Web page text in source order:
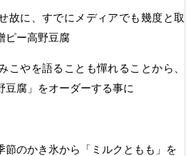
故に、すでにメディアでも幾度と取
ピー高野豆腐
こやを語ることも憚れることから、
豆腐」をオーダーする事に
節のかき氷から「ミルクともも」を